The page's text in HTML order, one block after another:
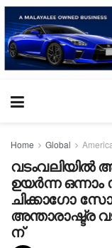
Home Global
വടംവലിയിൽ
ഉയർന്ന
ചിക്കാഗോ
അന്താരാഷ്ട്ര
ന്